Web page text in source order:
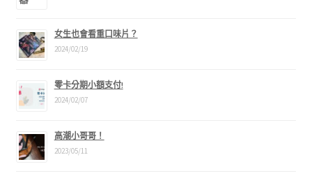
女生也會看重口味片？
2024/02/19
零卡分期小額支付!
2024/02/07
高潮小哥哥！
2023/05/11